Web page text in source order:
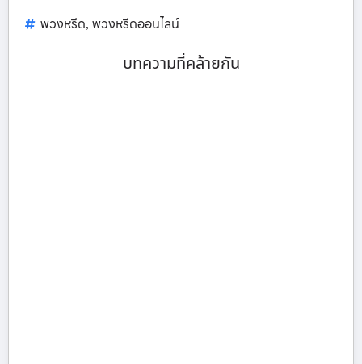
พวงหรีด, พวงหรีดออนไลน์
บทความที่คล้ายกัน